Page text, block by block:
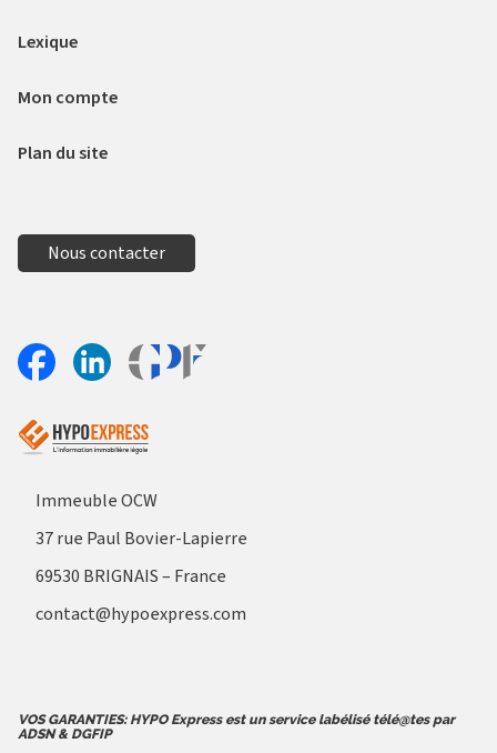
Lexique
Mon compte
Plan du site
Nous contacter
Immeuble OCW
37 rue Paul Bovier-Lapierre
69530 BRIGNAIS – France
contact@hypoexpress.com
VOS GARANTIES: HYPO Express est un service labélisé télé@tes par
ADSN & DGFIP